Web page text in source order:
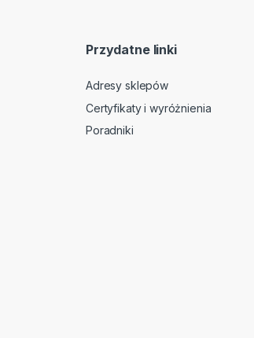
Przydatne linki
Adresy sklepów
Certyfikaty i wyróżnienia
Poradniki